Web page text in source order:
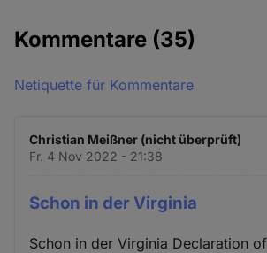
Kommentare (35)
Netiquette für Kommentare
Christian Meißner (nicht überprüft)
Fr. 4 Nov 2022 - 21:38
Schon in der Virginia
Schon in der Virginia Declaration